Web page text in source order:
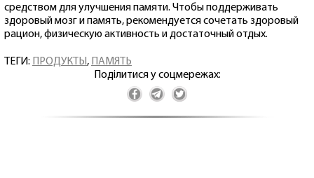
средством для улучшения памяти. Чтобы поддерживать
здоровый мозг и память, рекомендуется сочетать здоровый
рацион, физическую активность и достаточный отдых.
ТЕГИ: ПРОДУКТЫ ,
ПАМЯТЬ
Поділитися у соцмережах: